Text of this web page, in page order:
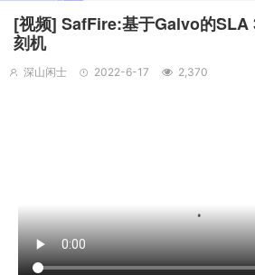
[视频] SafFire:基于Galvo的SLA
刻机
深山闲士 2022-6-17 2,370